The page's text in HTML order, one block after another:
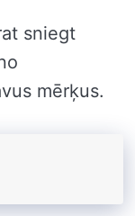
sniegt
mērķus.